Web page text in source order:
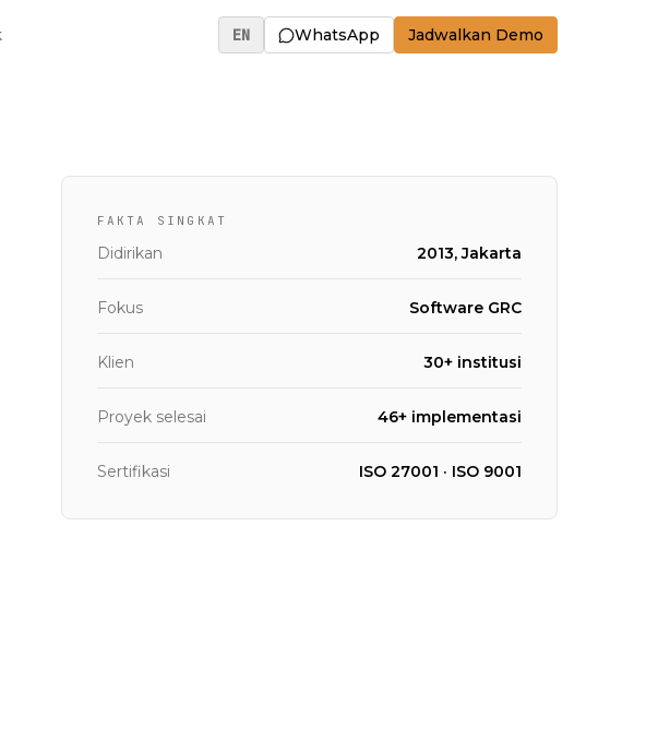
EN WhatsApp Jadwalkan Demo
FAKTA SINGKAT
Didirikan 2013, Jakarta
Fokus Software GRC
Klien 30+ institusi
Proyek selesai 46+ implementasi
Sertifikasi ISO 27001 · ISO 9001